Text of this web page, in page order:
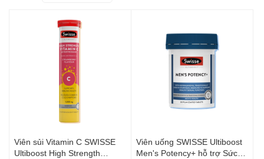
Viên sủi Vitamin C SWISSE
Ultiboost High Strength
Viên uống SWISSE Ultiboost
Men's Potency+ hỗ trợ Sức